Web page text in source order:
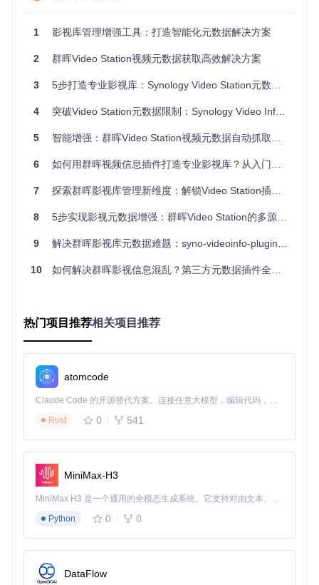
在网络安全日益重要的今天，插件创新性地集成了DNS-over-
多个加密DNS解析器，在保证数据传输安全的同时，有效规避
户，在不牺牲安全性的前提下，实现了信息获取的高效与稳
实施路径：从部署到验证的全流程指南
将强大的功能转化为实际应用，需要清晰的实施路径。无论是
初次接触群晖插件的新手，还是经验丰富的家庭影院爱好者，
都能通过以下步骤快速构建增强型媒体中心。
thon 3.6或更高版本，Video Station应用为最新版，且系统具
和运行。你可以通过群晖套件中心检查并更新相关组件，为后
获取插件源码是实施过程的第一步。在群晖的终端环境中，通
过以下命令克隆项目仓库：
进入项目目录后，执行打包命令生成符合Video Station要求的
安装文件：
这条命令会在项目的
包含插件运行所需的全部组件和配置文件。
验证阶段：安装与基础功能测试
系统会自动加载插件并显示配置界面。此时，你可以通过添加
一个测试视频文件，观察元数据是否能够自动匹配，以此验证
1 影视库管理增强工具：打造智能化元数据解决方案
2 群晖Video Station视频元数据获取高效解决方案
3 5步打造专业影视库：Synology Video Station元数据增强全攻略
4 突破Video Station元数据限制：Synology Video Info Plugin全方位配置指南
5 智能增强：群晖Video Station视频元数据自动抓取插件深度体验
6 如何用群晖视频信息插件打造专业影视库？从入门到精通
7 探索群晖影视库管理新维度：解锁Video Station插件的多源元数据同步能力
8 5步实现影视元数据增强：群晖Video Station的多源数据聚合方案
9 解决群晖影视库元数据难题：syno-videoinfo-plugin的革新性解决方案
10 如何解决群晖影视信息混乱？第三方元数据插件全攻略
热门项目推荐相关项目推荐
atomcode
Claude Code 的开源替代方案。连接任意大模型，编辑代码，运行命令，自动验证 — 全自动执行。用 Rust 构建，极致性能。 ｜ An open-source alternative to Claude Code. Connect any LLM, edit code, run commands, and verify changes — autonomously. Built in Rust for speed. Get Started
Rust
0 541
MiniMax-H3
MiniMax H3 是一个通用的全模态生成系统。它支持对由文本、图像、视频和音频组成的多模态上下文进行统一理解，并能生成分辨率高达 2K、时长可达 15 秒的带原生立体声音频的视频。得益于面向任务泛化的系统设计，H3 在预训练阶段就已具备广泛的多模态上下文理解与生成能力，能够出色地执行复杂的多模态指令。
Python
0 0
DataFlow